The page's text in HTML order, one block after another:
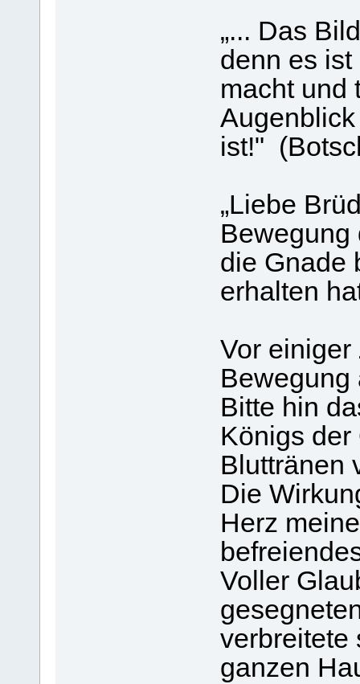
„... Das
denn es
macht und
ist!"
„Liebe
Bewegung
die Gnade
erhalten
Vor einiger
Bewegung
Bitte hin
Königs der
Bluttränen
Die
Herz
Voller
verbreitete
ganzen